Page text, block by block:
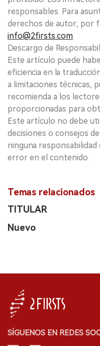
responsables. Para
derechos de autor, por
info@2firsts.com
Descargo de
Este artículo puede
eficiencia en la
a limitaciones técnicas,
recomienda a los
proporcionadas para
Este artículo no debe
decisiones o consejos
ninguna
error en el contenido.
Temas relacionados
TITULAR
Nuevo
SÍGUENOS EN REDES